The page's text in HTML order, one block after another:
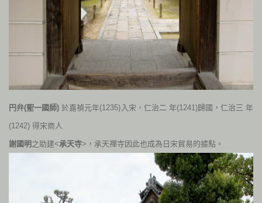
円弁(聖一國師) 於嘉禎元年(1235) 入宋，仁治二 年(1241)歸國，仁治三 年
(1242) 得宋商人
謝國明之助建<承天寺>，承天禪寺因此也成為日宋貿易的據點。